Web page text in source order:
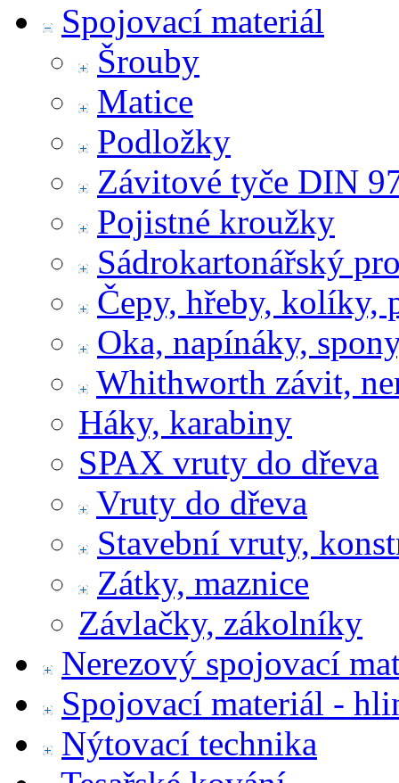
Spojovací materiál
Šrouby
Matice
Podložky
Závitové tyče DIN
Pojistné kroužky
Sádrokartonářský
Čepy, hřeby, kolíky,
Oka, napínáky,
Whithworth závit,
Háky, karabiny
SPAX vruty do dřeva
Vruty do dřeva
Stavební vruty,
Zátky, maznice
Závlačky, zákolníky
Nerezový spojovací
Spojovací materiál -
Nýtovací technika